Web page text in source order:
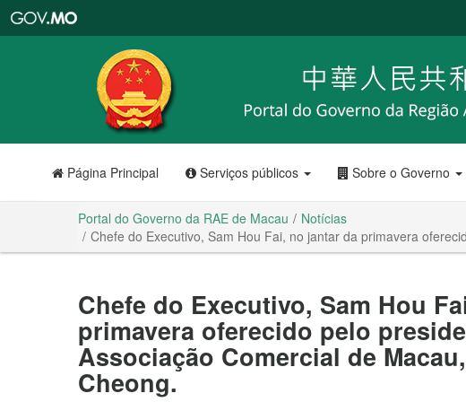
RAE
de
Macau
Página Principal Serviços públicos Sobre o Governo
Portal do Governo da RAE de Macau
Notícias
Chefe do Executivo, Sam Hou Fai, no jantar da primavera
Chefe do Executivo, Sam Hou
primavera oferecido pelo
Associação Comercial de
Cheong.